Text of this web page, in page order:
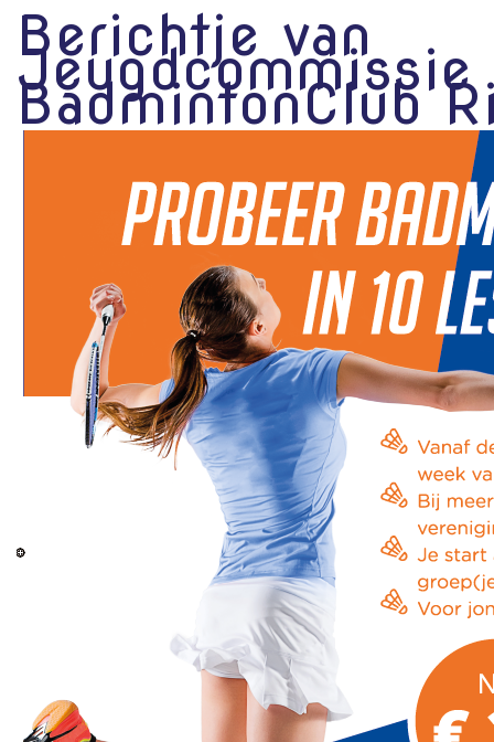
Berichtje van
Jeugdcommissie
BadmintonClub